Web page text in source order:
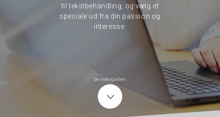
til tekstbehandling, og vælg et
speciale ud fra din passion og
interesse.
Se videogalleri